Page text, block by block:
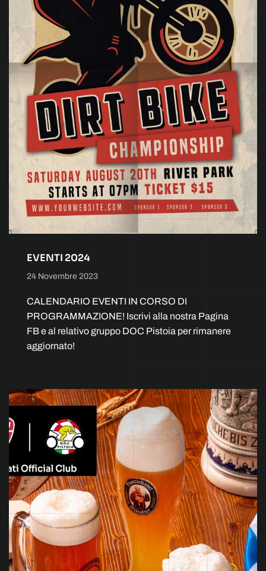
EVENTI 2024
24 Novembre 2023
CALENDARIO EVENTI IN CORSO DI
PROGRAMMAZIONE! Iscrivi alla nostra Pagina
FB e al relativo gruppo DOC Pistoia per rimanere
aggiornato!